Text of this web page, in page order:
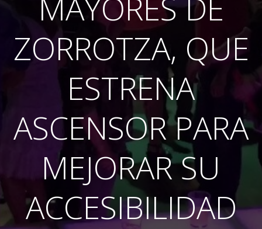
ZORROTZA, QUE
ESTRENA
ASCENSOR PARA
MEJORAR SU
ACCESIBILIDAD